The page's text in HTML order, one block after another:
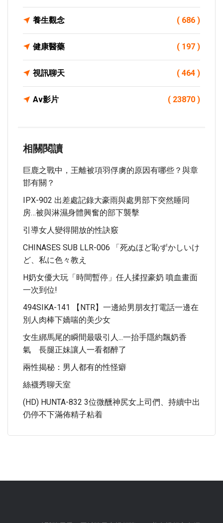
養生觀念 ( 686 )
健康醫藥 ( 197 )
視訊聊天 ( 464 )
Av影片 ( 23870 )
相關閱讀
巨鹿之戰中，王離被項羽俘虜的原因有哪些？與章
邯有關？
IPX-902 出差處記錄大豪雨與處男部下突然睡同
房…被與淋濕身體興奮的部下襲擊
引導女人變得開放的性訣竅
CHINASES SUB LLR-006 「死ぬほど恥ずかしいけ
ど、私に色々教え
H奶女優大玩「時間暫停」任人揉捏豪奶 噴血畫面
一次到位!
494SIKA-141 【NTR】一邊給男朋友打電話一邊在
別人肉棒下嬌喘的美少女
女生綁馬尾的瞬間最吸引人...一抬手隱約飄奶香
氣 長腿正妹讓人一看都醉了
兩性揭秘：男人都有的性怪癖
絲襪秀聊天室
(HD) HUNTA-832 3位微醺神尻女上司們、持續中出
仍停不下滿佈精子粘着